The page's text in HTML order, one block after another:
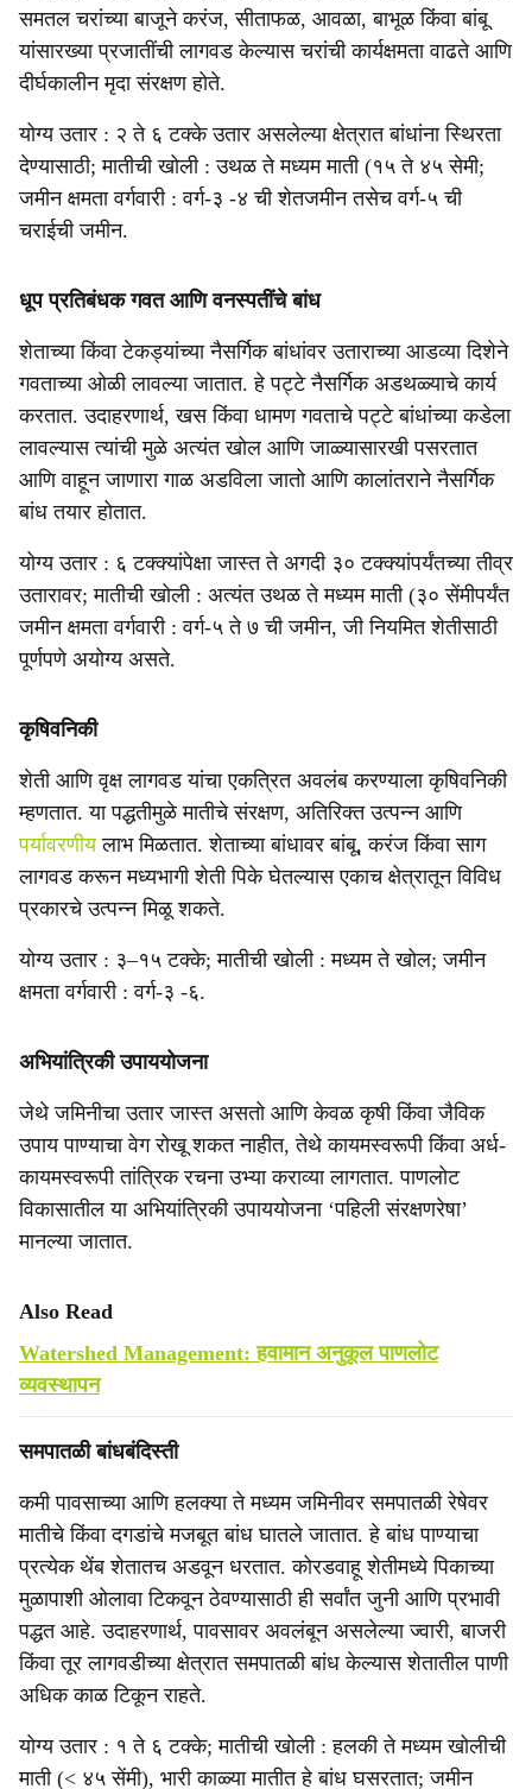
समतल चरांच्या बाजूने करंज, सीताफळ, आवळा, बाभूळ किंवा बांबू
यांसारख्या प्रजातींची लागवड केल्यास चरांची कार्यक्षमता वाढते आणि
दीर्घकालीन मृदा संरक्षण होते.
योग्य उतार : २ ते ६ टक्के उतार असलेल्या क्षेत्रात बांधांना स्थिरता
देण्यासाठी; मातीची खोली : उथळ ते मध्यम माती (१५ ते ४५ सेमी;
जमीन क्षमता वर्गवारी : वर्ग-३ -४ ची शेतजमीन तसेच वर्ग-५ ची
चराईची जमीन.
धूप प्रतिबंधक गवत आणि वनस्पतींचे बांध
शेताच्या किंवा टेकड्यांच्या नैसर्गिक बांधांवर उताराच्या आडव्या दिशेने
गवताच्या ओळी लावल्या जातात. हे पट्टे नैसर्गिक अडथळ्याचे कार्य
करतात. उदाहरणार्थ, खस किंवा धामण गवताचे पट्टे बांधांच्या कडेला
लावल्यास त्यांची मुळे अत्यंत खोल आणि जाळ्यासारखी पसरतात
आणि वाहून जाणारा गाळ अडविला जातो आणि कालांतराने नैसर्गिक
बांध तयार होतात.
योग्य उतार : ६ टक्क्यांपेक्षा जास्त ते अगदी ३० टक्क्यांपर्यंतच्या तीव्र
उतारावर; मातीची खोली : अत्यंत उथळ ते मध्यम माती (३० सेंमीपर्यंत
जमीन क्षमता वर्गवारी : वर्ग-५ ते ७ ची जमीन, जी नियमित शेतीसाठी
पूर्णपणे अयोग्य असते.
कृषिवनिकी
शेती आणि वृक्ष लागवड यांचा एकत्रित अवलंब करण्याला कृषिवनिकी
म्हणतात. या पद्धतीमुळे मातीचे संरक्षण, अतिरिक्त उत्पन्न आणि
पर्यावरणीयलाभ मिळतात. शेताच्या बांधावर बांबू, करंज किंवा साग
लागवड करून मध्यभागी शेती पिके घेतल्यास एकाच क्षेत्रातून विविध
प्रकारचे उत्पन्न मिळू शकते.
योग्य उतार : ३–१५ टक्के; मातीची खोली : मध्यम ते खोल; जमीन
क्षमता वर्गवारी : वर्ग-३ -६.
अभियांत्रिकी उपाययोजना
जेथे जमिनीचा उतार जास्त असतो आणि केवळ कृषी किंवा जैविक
उपाय पाण्याचा वेग रोखू शकत नाहीत, तेथे कायमस्वरूपी किंवा अर्ध-
कायमस्वरूपी तांत्रिक रचना उभ्या कराव्या लागतात. पाणलोट
विकासातील या अभियांत्रिकी उपाययोजना ‘पहिली संरक्षणरेषा’
मानल्या जातात.
Also Read
Watershed Management: हवामान अनुकूल पाणलोट
व्यवस्थापन
समपातळी बांधबंदिस्ती
कमी पावसाच्या आणि हलक्या ते मध्यम जमिनीवर समपातळी रेषेवर
मातीचे किंवा दगडांचे मजबूत बांध घातले जातात. हे बांध पाण्याचा
प्रत्येक थेंब शेतातच अडवून धरतात. कोरडवाहू शेतीमध्ये पिकाच्या
मुळापाशी ओलावा टिकवून ठेवण्यासाठी ही सर्वांत जुनी आणि प्रभावी
पद्धत आहे. उदाहरणार्थ, पावसावर अवलंबून असलेल्या ज्वारी, बाजरी
किंवा तूर लागवडीच्या क्षेत्रात समपातळी बांध केल्यास शेतातील पाणी
अधिक काळ टिकून राहते.
योग्य उतार : १ ते ६ टक्के; मातीची खोली : हलकी ते मध्यम खोलीची
माती (< ४५ सेंमी), भारी काळ्या मातीत हे बांध घसरतात; जमीन